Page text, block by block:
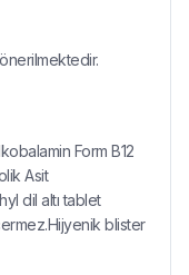
Form B12
Asit
dil altı tablet
blister